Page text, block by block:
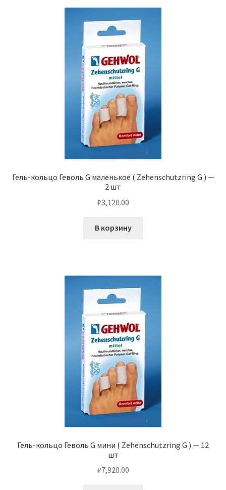
Гель-кольцо Геволь G маленькое ( Zehenschutzring G ) —
2 шт
₽3,120.00
В корзину
Гель-кольцо Геволь G мини ( Zehenschutzring G ) — 12
шт
₽7,920.00